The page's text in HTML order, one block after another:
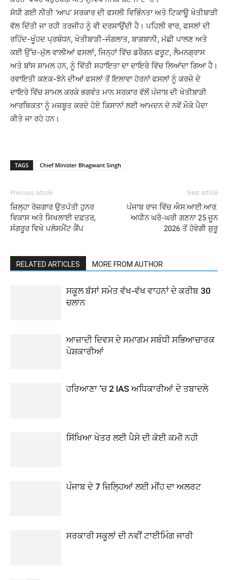
ਸੋਧੀ ਗਈ ਨੀਤੀ ‘ਆਪ’ ਸਰਕਾਰ ਦੀ ਫਸਲੀ ਵਿਭਿੰਨਤਾ ਅਤੇ ਟਿਕਾਊ ਖੇਤੀਬਾੜੀ
ਵੱਲ ਦਿੱਤੀ ਜਾ ਰਹੀ ਤਰਜੀਹ ਨੂੰ ਵੀ ਦਰਸਾਉਂਦੀ ਹੈ। ਪਹਿਲੀ ਵਾਰ, ਫਸਲਾਂ ਦੀ
ਰਹਿੰਦ-ਖੂੰਹਦ ਪ੍ਰਬੰਧਨ, ਖੇਤੀਬਾੜੀ-ਜੰਗਲਾਤ, ਬਾਗਬਾਨੀ, ਮੱਛੀ ਪਾਲਣ ਅਤੇ
ਕਈ ਉੱਚ-ਮੁੱਲ ਵਾਲੀਆਂ ਫਸਲਾਂ, ਜਿਨ੍ਹਾਂ ਵਿੱਚ ਡਰੈਗਨ ਫਰੂਟ, ਲੈਮਨਗ੍ਰਾਸ
ਅਤੇ ਬਾਂਸ ਸ਼ਾਮਲ ਹਨ, ਨੂੰ ਵਿੱਤੀ ਸਹਾਇਤਾ ਦਾ ਦਾਇਰੇ ਵਿੱਚ ਲਿਆਂਦਾ ਗਿਆ ਹੈ।
ਰਵਾਇਤੀ ਕਣਕ-ਝੋਨੇ ਦੀਆਂ ਫਸਲਾਂ ਤੋਂ ਇਲਾਵਾ ਹੋਰਨਾਂ ਫਸਲਾਂ ਨੂੰ ਕਰਜ਼ੇ ਦੇ
ਦਾਇਰੇ ਵਿੱਚ ਸ਼ਾਮਲ ਕਰਕੇ ਭਗਵੰਤ ਮਾਨ ਸਰਕਾਰ ਵੱਲੋਂ ਪੰਜਾਬ ਦੀ ਖੇਤੀਬਾੜੀ
ਆਰਥਿਕਤਾ ਨੂੰ ਮਜ਼ਬੂਤ ਕਰਦੇ ਹੋਏ ਕਿਸਾਨਾਂ ਲਈ ਆਮਦਨ ਦੇ ਨਵੇਂ ਮੌਕੇ ਪੈਦਾ
ਕੀਤੇ ਜਾ ਰਹੇ ਹਨ।
TAGS Chief Minister Bhagwant Singh
Previous article
ਜ਼ਿਲ੍ਹਾ ਰੋਜ਼ਗਾਰ ਉਤਪੱਤੀ ਹੁਨਰ
ਵਿਕਾਸ ਅਤੇ ਸਿਖਲਾਈ ਦਫ਼ਤਰ,
ਸੰਗਰੂਰ ਵਿਖੇ ਪਲੇਸਮੈਂਟ ਕੈਂਪ
Next article
ਪੰਜਾਬ ਰਾਜ ਵਿੱਚ ਐਸ.ਆਈ.ਆਰ.
ਅਧੀਨ ਘਰੋ-ਘਰੀ ਗਣਨਾ 25 ਜੂਨ
2026 ਤੋਂ ਹੋਵੇਗੀ ਸ਼ੁਰੂ
RELATED ARTICLES MORE FROM AUTHOR
ਸਕੂਲ ਬੱਸਾਂ ਸਮੇਤ ਵੱਖ-ਵੱਖ ਵਾਹਨਾਂ ਦੇ ਕਰੀਬ 30
ਚਲਾਨ
ਆਜ਼ਾਦੀ ਦਿਵਸ ਦੇ ਸਮਾਗਮ ਸਬੰਧੀ ਸਭਿਆਚਾਰਕ
ਪੇਸ਼ਕਾਰੀਆਂ
ਹਰਿਆਣਾ ‘ਚ 2 IAS ਅਧਿਕਾਰੀਆਂ ਦੇ ਤਬਾਦਲੇ
ਸਿੱਖਿਆ ਖੇਤਰ ਲਈ ਪੈਸੇ ਦੀ ਕੋਈ ਕਮੀ ਨਹੀ
ਪੰਜਾਬ ਦੇ 7 ਜ਼ਿਲ੍ਹਿਆਂ ਲਈ ਮੀਂਹ ਦਾ ਅਲਰਟ
ਸਰਕਾਰੀ ਸਕੂਲਾਂ ਦੀ ਨਵੀਂ ਟਾਈਮਿੰਗ ਜਾਰੀ